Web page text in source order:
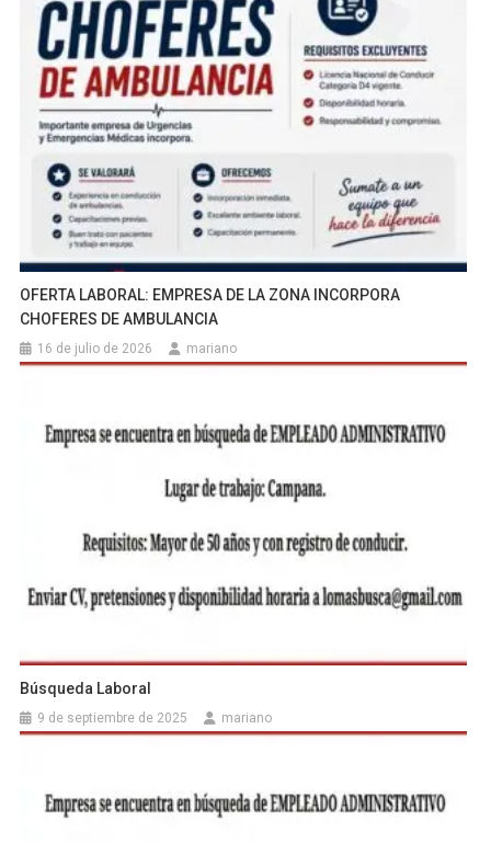
OFERTA LABORAL: EMPRESA DE LA ZONA INCORPORA
CHOFERES DE AMBULANCIA
16 de julio de 2026 mariano
Búsqueda Laboral
9 de septiembre de 2025 mariano